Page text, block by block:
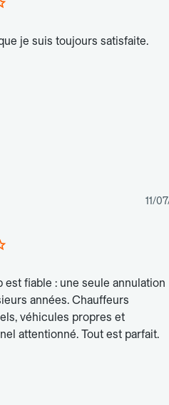
je suis toujours satisfaite.
11/
est fiable : une seule annulation
années. Chauffeurs
véhicules propres et
attentionné. Tout est parfait.